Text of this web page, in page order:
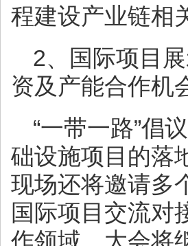
程建设产业链相
2、国际项目
资及产能合作机
“一带一路”倡
础设施项目的落
现场还将邀请多
国际项目交流对
作领域，大会将